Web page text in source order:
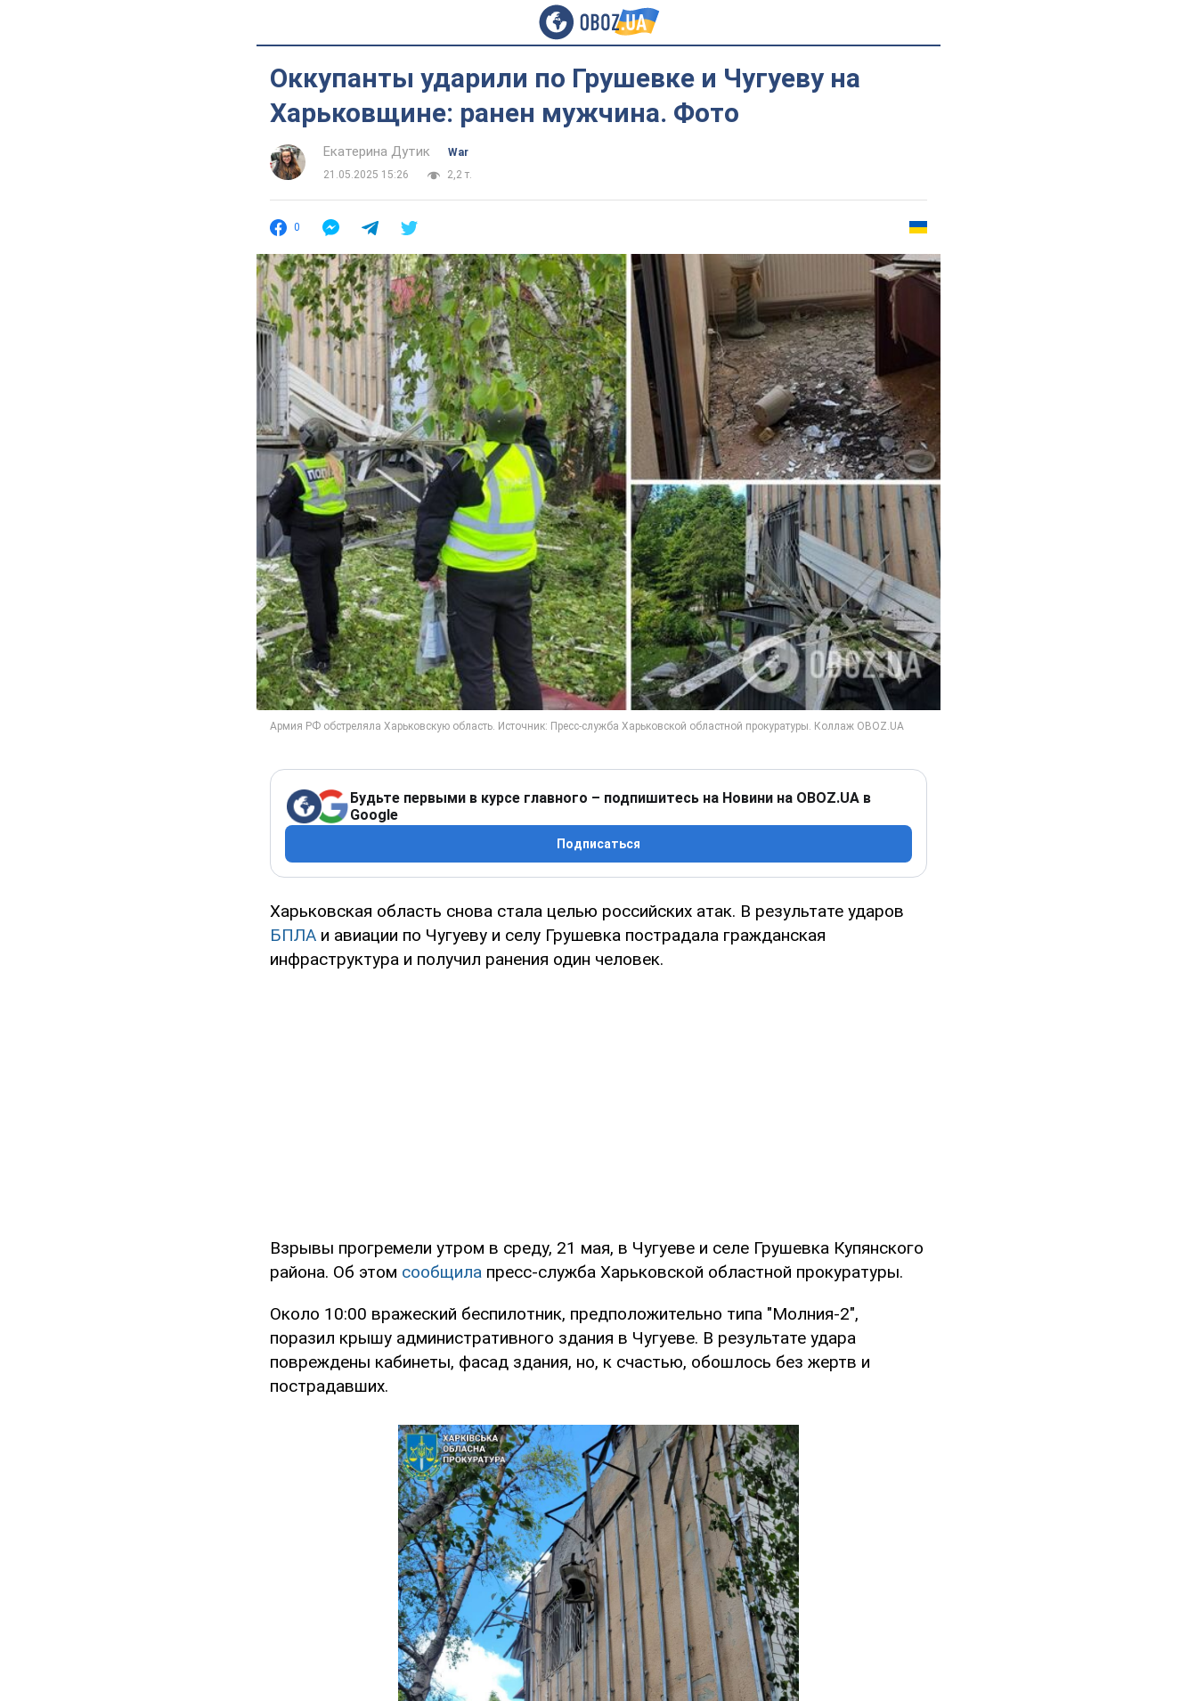
Оккупанты ударили по Грушевке и Чугуеву на
Харьковщине: ранен мужчина. Фото
Екатерина Дутик
War
21.05.2025 15:26
2,2 т.
0
Будьте первыми в курсе главного – подпишитесь на Новини на OBOZ.UA в
Google
Подписаться
Харьковская область снова стала целью российских атак. В результате ударов
БПЛА и авиации по Чугуеву и селу Грушевка пострадала гражданская
инфраструктура и получил ранения один человек.
Взрывы прогремели утром в среду, 21 мая, в Чугуеве и селе Грушевка Купянского
района. Об этом сообщила пресс-служба Харьковской областной прокуратуры.
Около 10:00 вражеский беспилотник, предположительно типа "Молния-2",
поразил крышу административного здания в Чугуеве. В результате удара
повреждены кабинеты, фасад здания, но, к счастью, обошлось без жертв и
пострадавших.